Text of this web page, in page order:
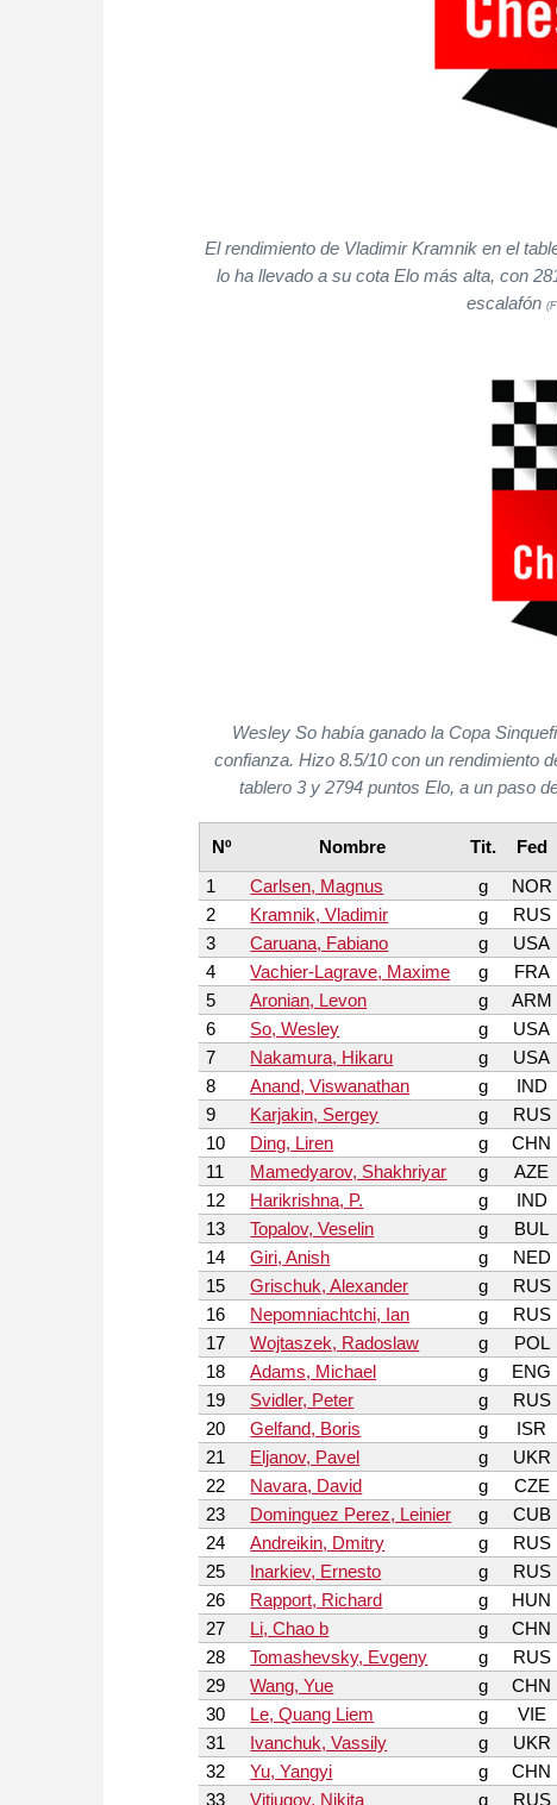
El rendimiento de Vladimir Kramnik en el
lo ha llevado a su cota Elo más alta, con
escalafón
Wesley So había ganado la Copa
confianza. Hizo 8.5/10 con un rendimiento
tablero 3 y 2794 puntos Elo, a un paso
Nº Nombre Tit. Fed
1
Carlsen, Magnus g NOR
2
Kramnik, Vladimir g RUS
3
Caruana, Fabiano g USA
4
Vachier-Lagrave, Maxime g FRA
5
Aronian, Levon g ARM
6
So, Wesley g USA
7
Nakamura, Hikaru g USA
8
Anand, Viswanathan g IND
9
Karjakin, Sergey g RUS
10
Ding, Liren g CHN
11
Mamedyarov, Shakhriyar g AZE
12
Harikrishna, P. g IND
13
Topalov, Veselin g BUL
14
Giri, Anish g NED
15
Grischuk, Alexander g RUS
16
Nepomniachtchi, Ian g RUS
17
Wojtaszek, Radoslaw g POL
18
Adams, Michael g ENG
19
Svidler, Peter g RUS
20
Gelfand, Boris g ISR
21
Eljanov, Pavel g UKR
22
Navara, David g CZE
23
Dominguez Perez, Leinier g CUB
24
Andreikin, Dmitry g RUS
25
Inarkiev, Ernesto g RUS
26
Rapport, Richard g HUN
27
Li, Chao b g CHN
28
Tomashevsky, Evgeny g RUS
29
Wang, Yue g CHN
30
Le, Quang Liem g VIE
31
Ivanchuk, Vassily g UKR
32
Yu, Yangyi g CHN
33
Vitiugov, Nikita g RUS